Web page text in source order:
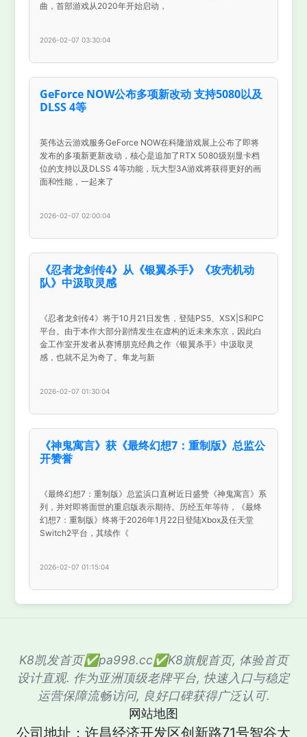
曲，首部游戏从2020年开始启动，
2026-02-07 03:30:04
GeForce NOW公布多项新改动 支持5080以及
DLSS 4等
英伟达云游戏服务GeForce NOW在科隆游戏展上公布了即将
发布的多项新更新改动，核心是追加了RTX 5080级别显卡档
位的支持以及DLSS 4等功能，玩大型3A游戏将获得更好的画
面和性能，一起来了
2026-02-07 02:00:04
《忍者龙剑传4》从《银翼杀手》《攻壳机动
队》中汲取灵感
《忍者龙剑传4》将于10月21日发售，登陆PS5、XSX|S和PC
平台。由于本作大部分剧情发生在虚构的近未来东京，因此白
金工作室开发者从赛博朋克经典之作《银翼杀手》中汲取灵
感，也就不足为奇了。隼龙与新
2026-02-07 01:30:04
《神鬼寓言》获《最终幻想7：重制版》总监公
开赞誉
《最终幻想7：重制版》总监浜口直树近日盛赞《神鬼寓言》系
列，并对即将面世的重启版表示期待。历经五年等待，《最终
幻想7：重制版》终将于2026年1月22日登陆Xbox及任天堂
Switch2平台，其续作《
2026-02-07 01:15:04
K8凯发首页✅pa998.cc✅K8旗舰首页, 体验首页
设计直观. 作为亚洲顶级老牌平台, 快速入口与稳定
运营保障流畅访问, 良好口碑获得广泛认可.
网站地图
公司地址：许昌经济开发区创新路71号智谷大